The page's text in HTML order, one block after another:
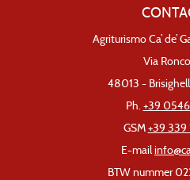
Agriturismo Ca’ de’
Via
48013 -
Ph. +39
GSM+39 339
E-mail
BTW nummer